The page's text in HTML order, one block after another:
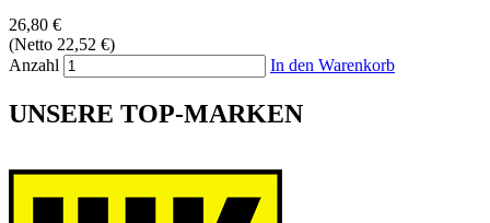
26,80 €
(Netto 22,52 €)
Anzahl
In den Warenkorb
UNSERE TOP-MARKEN